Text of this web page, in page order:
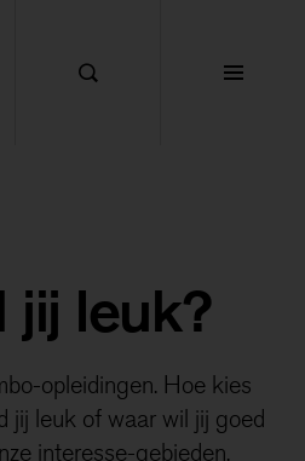
jij leuk?
opleidingen. Hoe kies
jij leuk of waar wil jij goed
interesse-gebieden.
ervoor dat de website
marketing activiteiten
en voorlichting